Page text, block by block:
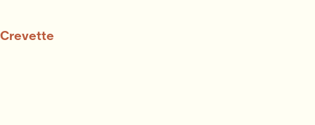
Crevette